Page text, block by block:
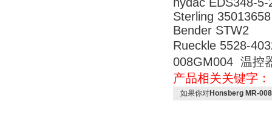
Sterling
Bender STW2
Rueckle 5528-
008GM004 温控
产品相关关键字
如果你对Honsberg MR-